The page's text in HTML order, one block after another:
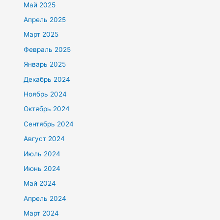
Май 2025
Апрель 2025
Март 2025
Февраль 2025
Январь 2025
Декабрь 2024
Ноябрь 2024
Октябрь 2024
Сентябрь 2024
Август 2024
Июль 2024
Июнь 2024
Май 2024
Апрель 2024
Март 2024